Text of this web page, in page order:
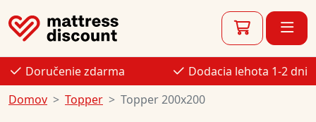
Doručenie zdarma
Dodacia lehota 1-2 dni
Domov
Topper Topper 200x200